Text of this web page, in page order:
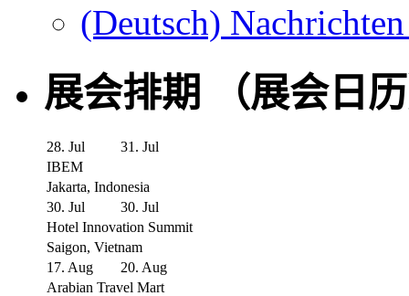
(Deutsch)
展会排期 （展会日
28. Jul
31. Jul
IBEM
Jakarta, Indonesia
30. Jul
30. Jul
Hotel Innovation Summit
Saigon, Vietnam
17. Aug
20. Aug
Arabian Travel Mart